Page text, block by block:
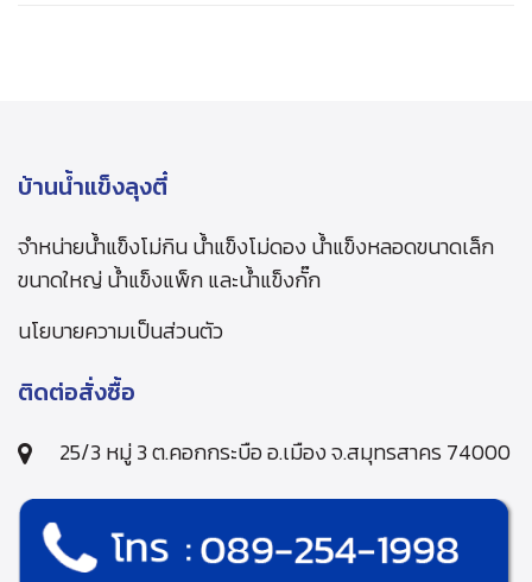
บ้านน้ำแข็งลุงตี๋
จำหน่ายน้ำแข็งโม่กิน น้ำแข็งโม่ดอง น้ำแข็งหลอดขนาดเล็ก
ขนาดใหญ่ น้ำแข็งแพ็ก และน้ำแข็งกั๊ก
นโยบายความเป็นส่วนตัว
ติดต่อสั่งซื้อ
25/3 หมู่ 3 ต.คอกกระบือ อ.เมือง จ.สมุทรสาคร 74000